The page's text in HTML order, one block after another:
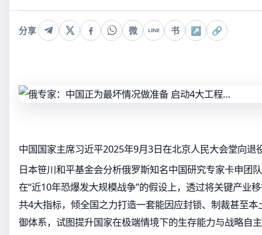
分享 微 LINE 书 ↗ 🔗
中国国家主席习近平2025年9月3日在北京人民大会堂向退
日本笹川和平基金会分析俄罗斯知名中国研究专家卡申团
在“近10年恐爆发大规模战争”的假设上，透过将关键产业
共4大指标，倾全国之力打造一套能因应封锁、制裁甚至本
御体系，试图提升国家在极端情境下的生存能力与战略自